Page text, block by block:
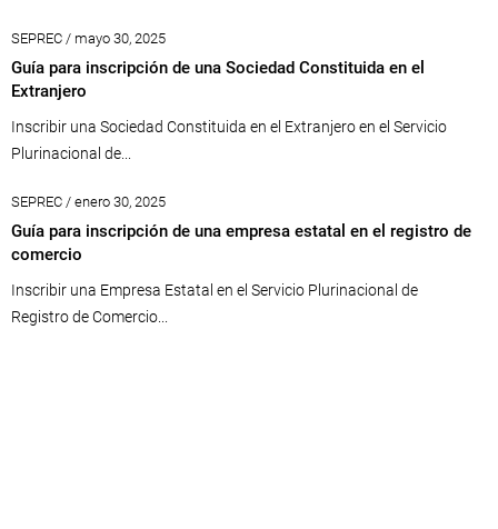
SEPREC / mayo 30, 2025
Guía para inscripción de una Sociedad Constituida en el
Extranjero
Inscribir una Sociedad Constituida en el Extranjero en el Servicio
Plurinacional de...
SEPREC / enero 30, 2025
Guía para inscripción de una empresa estatal en el registro de
comercio
Inscribir una Empresa Estatal en el Servicio Plurinacional de
Registro de Comercio...